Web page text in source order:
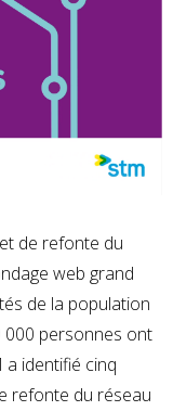
de refonte du
web grand
de la population
000 personnes ont
a identifié cinq
refonte du réseau